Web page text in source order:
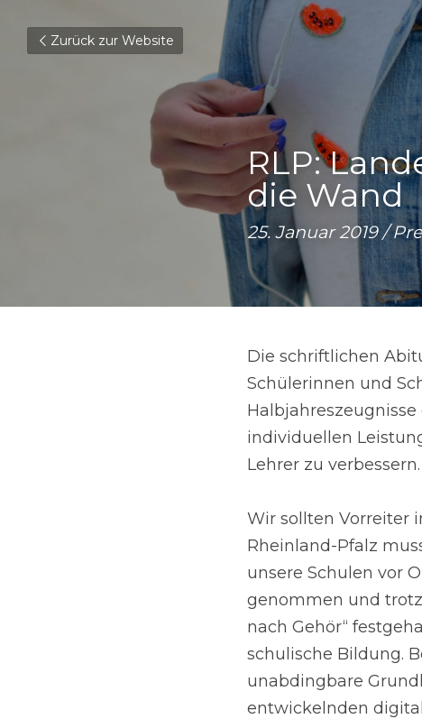
Zurück zur Website
RLP:
die Wand
25. Januar 2019 /
Die schriftlichen
Schülerinnen und
individuellen
Lehrer zu verbessern.
Wir sollten Vorreiter
Rheinland-Pfalz
unsere Schulen vor
genommen und
nach Gehör“
schulische Bildung.
unabdingbare
entwickelnden